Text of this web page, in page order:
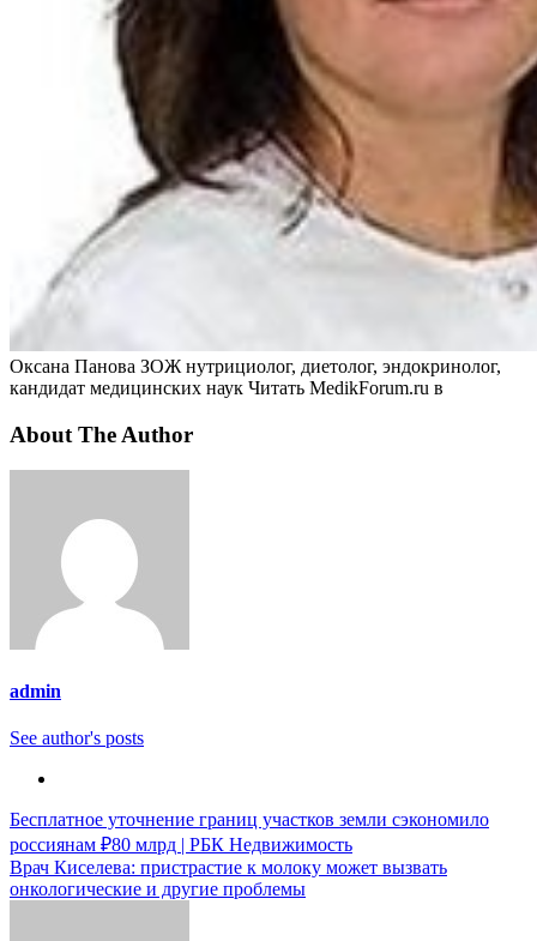
Оксана Панова ЗОЖ нутрициолог, диетолог, эндокринолог,
кандидат медицинских наук Читать MedikForum.ru в
About The Author
admin
See author's posts
Навигация
по
записям
Бесплатное уточнение границ участков земли сэкономило
россиянам ₽80 млрд | РБК Недвижимость
Врач Киселева: пристрастие к молоку может вызвать
онкологические и другие проблемы